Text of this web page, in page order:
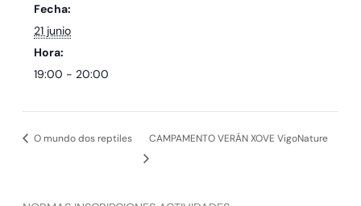
Fecha:
21 junio
Hora:
19:00 - 20:00
O mundo dos reptiles CAMPAMENTO VERÁN XOVE VigoNature